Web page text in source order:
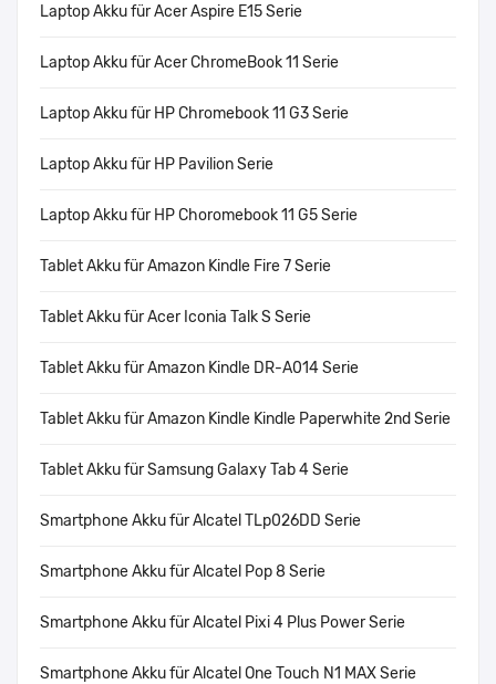
Laptop Akku für Acer Aspire E15 Serie
Laptop Akku für Acer ChromeBook 11 Serie
Laptop Akku für HP Chromebook 11 G3 Serie
Laptop Akku für HP Pavilion Serie
Laptop Akku für HP Choromebook 11 G5 Serie
Tablet Akku für Amazon Kindle Fire 7 Serie
Tablet Akku für Acer Iconia Talk S Serie
Tablet Akku für Amazon Kindle DR-A014 Serie
Tablet Akku für Amazon Kindle Kindle Paperwhite 2nd Serie
Tablet Akku für Samsung Galaxy Tab 4 Serie
Smartphone Akku für Alcatel TLp026DD Serie
Smartphone Akku für Alcatel Pop 8 Serie
Smartphone Akku für Alcatel Pixi 4 Plus Power Serie
Smartphone Akku für Alcatel One Touch N1 MAX Serie